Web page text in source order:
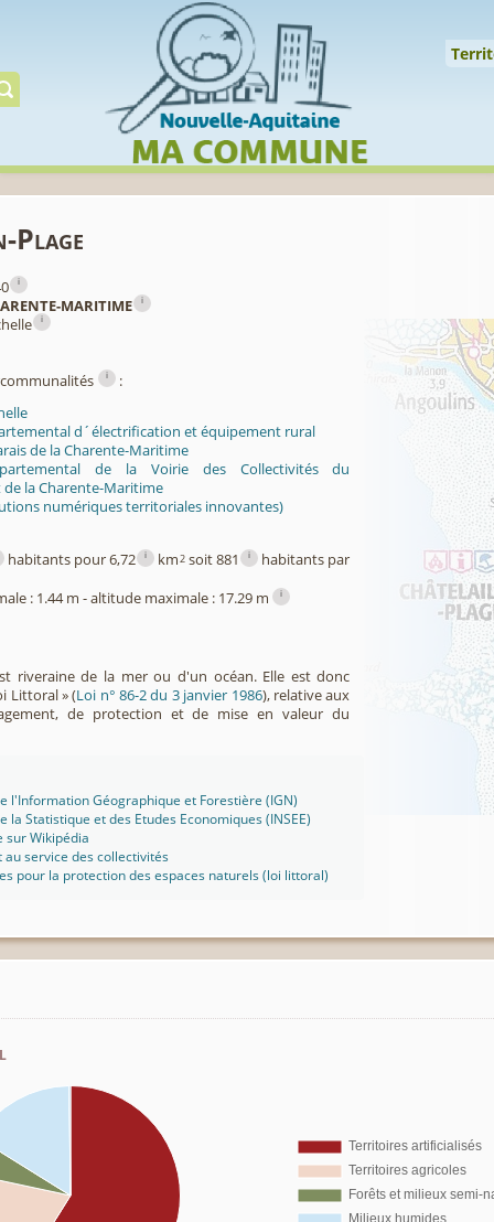
Gérer préserver
Plage
i
MARITIME i
i
i
:
d´électrification et équipement rural
de la Charente-Maritime
de la Voirie des Collectivités du
la Charente-Maritime
numériques territoriales innovantes)
habitants pour 6,72 i km2 soit 881 i habitants par
: 1.44 m - altitude maximale : 17.29 m i
riveraine de la mer ou d'un océan. Elle est donc
Littoral » (Loi n° 86-2 du 3 janvier 1986), relative aux
de protection et de mise en valeur du
l'Information Géographique et Forestière (IGN)
la Statistique et des Etudes Economiques (INSEE)
sur Wikipédia
au service des collectivités
pour la protection des espaces naturels (loi littoral)
Cookies management panel